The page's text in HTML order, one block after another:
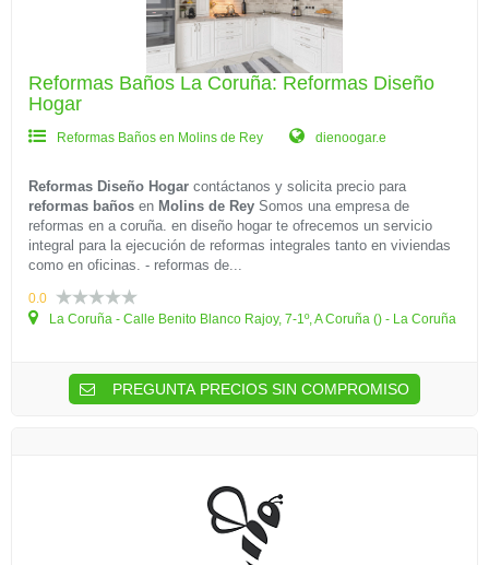
Reformas Baños La Coruña: Reformas Diseño
Hogar
Reformas Baños en Molins de Rey dienoogar.e
Reformas Diseño Hogar contáctanos y solicita precio para
reformas baños en Molins de Rey Somos una empresa de
reformas en a coruña. en diseño hogar te ofrecemos un servicio
integral para la ejecución de reformas integrales tanto en viviendas
como en oficinas. - reformas de...
0.0
La Coruña - Calle Benito Blanco Rajoy, 7-1º, A Coruña () - La Coruña
PREGUNTA PRECIOS SIN COMPROMISO